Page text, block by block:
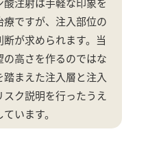
ですが、注入部位の
が求められます。当
の高さを作るのではな
踏まえた注入層と注入
ク説明を行ったうえ
います。